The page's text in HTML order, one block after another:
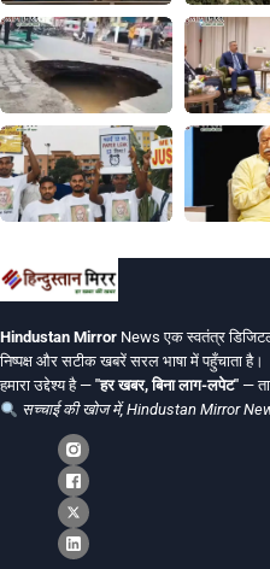
Hindustan Mirror News एक स्वतंत्र
निष्पक्ष और सटीक खबरें सरल भाषा में पहुँचाता है।
हमारा उद्देश्य है — "हर खबर, बिना लाग-लपेट" —
सच्चाई की खोज में, Hindustan Mirror